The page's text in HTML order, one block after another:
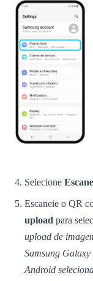
Selecione
Escaneie o QR
upload para
upload de
Samsung Galaxy
Android